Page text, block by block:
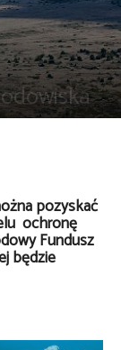
pozyskać
ochronę
Fundusz
będzie